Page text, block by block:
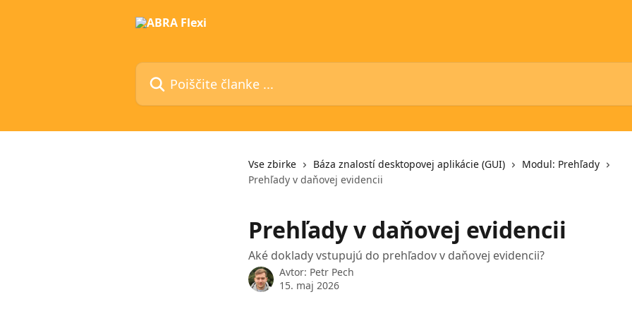
Poiščite članke ...
Vse zbirke Báza znalostí desktopovej aplikácie (GUI)
Modul: Prehľady
Prehľady v daňovej evidencii
Prehľady v daňovej evidencii
Aké doklady vstupujú do prehľadov v daňovej evidencii?
Avtor: Petr Pech
15. maj 2026